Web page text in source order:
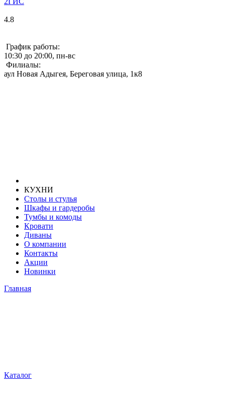
4.8
График работы:
10:30 до 20:00, пн-вс
Филиалы:
аул Новая Адыгея, Береговая улица, 1к8
КУХНИ
Столы и стулья
Шкафы и гардеробы
Тумбы и комоды
Кровати
Диваны
О компании
Контакты
Акции
Новинки
Главная
Каталог